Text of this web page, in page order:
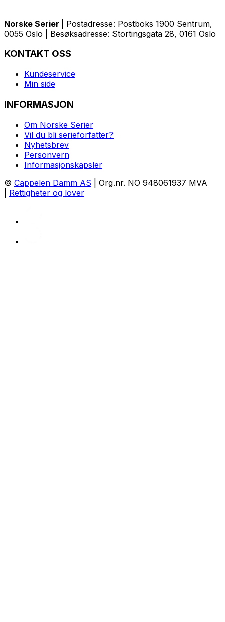
Norske Serier
| Postadresse: Postboks 1900 Sentrum,
0055 Oslo | Besøksadresse: Stortingsgata 28, 0161 Oslo
KONTAKT OSS
Kundeservice
Min side
INFORMASJON
Om Norske Serier
Vil du bli serieforfatter?
Nyhetsbrev
Personvern
Informasjonskapsler
© Cappelen Damm AS | Org.nr. NO 948061937 MVA
Rettigheter og lover